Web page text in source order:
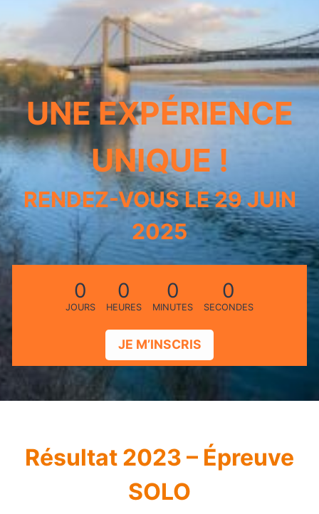
UNE EXPÉRIENCE
UNIQUE !
RENDEZ-VOUS LE 29 JUIN
2025
0
JOURS
0
HEURES
0
MINUTES
0
SECONDES
JE M’INSCRIS
Résultat 2023 – Épreuve
SOLO